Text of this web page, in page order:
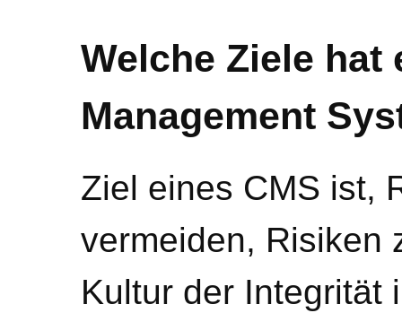
Welche Ziele hat
Management
Ziel eines CMS ist,
vermeiden, Risiken
Kultur der Integrität